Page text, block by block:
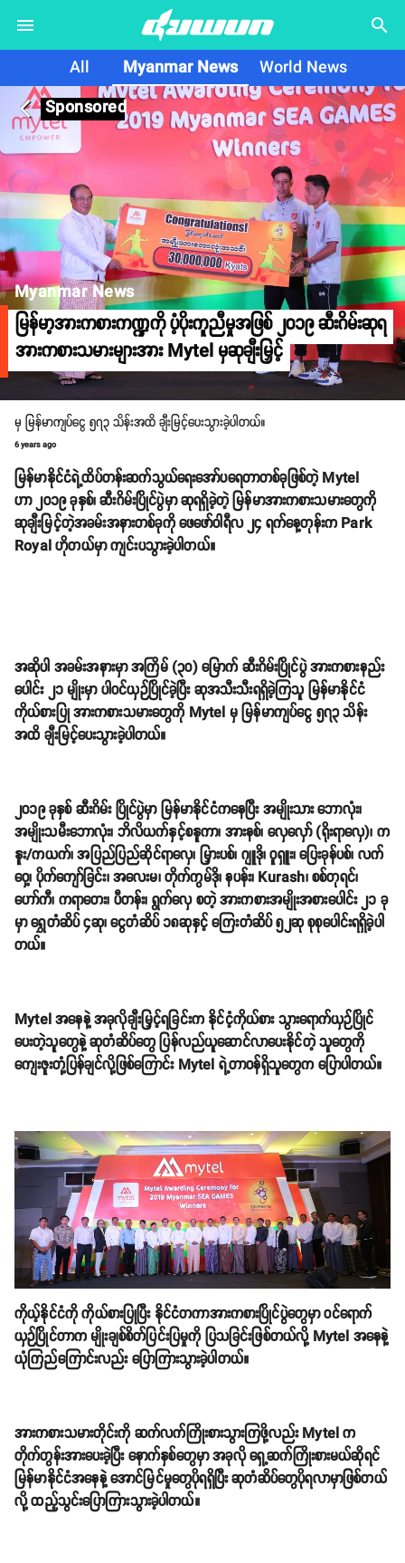
search
All Myanmar News
World News
Sponsored
arrow_back_ios
Myanmar News
မြန်မာ့အားကစားကဏ္ဍကို ပံ့ပိုးကူညီမှုအဖြစ် ၂၀၁၉ ဆီးဂိမ်းဆုရ
အားကစားသမားများအား Mytel မှဆုချီးမြှင့်
မှ မြန်မာကျပ်ငွေ ၅၇၃ သိန်းအထိ ချီးမြင့်ပေးသွားခဲ့ပါတယ်။
6 years ago
မြန်မာနိုင်ငံရဲ့ထိပ်တန်းဆက်သွယ်ရေးအော်ပရေတာတစ်ခုဖြစ်တဲ့ Mytel
ဟာ ၂၀၁၉ ခုနှစ်၊ ဆီးဂိမ်းပြိုင်ပွဲမှာ ဆုရရှိခဲ့တဲ့ မြန်မာအားကစားသမားတွေကို
ဆုချီးမြင့်တဲ့အခမ်းအနားတစ်ခုကို ဖေဖော်ဝါရီလ ၂၄ ရက်နေ့တုန်းက Park
Royal ဟိုတယ်မှာ ကျင်းပသွားခဲ့ပါတယ်။
အဆိုပါ အခမ်းအနားမှာ အကြိမ် (၃၀) မြောက် ဆီးဂိမ်းပြိုင်ပွဲ အားကစားနည်း
ပေါင်း ၂၁ မျိုးမှာ ပါဝင်ယှဉ်ပြိုင်ခဲ့ပြီး ဆုအသီးသီးရရှိခဲ့ကြသူ မြန်မာနိုင်ငံ
ကိုယ်စားပြု အားကစားသမားတွေကို Mytel မှ မြန်မာကျပ်ငွေ ၅၇၃ သိန်း
အထိ ချီးမြင့်ပေးသွားခဲ့ပါတယ်။
၂၀၁၉ ခုနှစ် ဆီးဂိမ်း ပြိုင်ပွဲမှာ မြန်မာနိုင်ငံကနေပြီး အမျိုးသား ဘောလုံး၊
အမျိုးသမီးဘောလုံး၊ ဘိလိယက်နှင့်စနူကာ၊ အားနစ်၊ လှေလှော် (ရိုးရာလှေ)၊ က
နူး/ကယက်၊ အပြည်ပြည်ဆိုင်ရာလှေ၊ မြှားပစ်၊ ဂျူဒို၊ ဝူရှူး၊ ပြေးခုန်ပစ်၊ လက်
ဝှေ့၊ ပိုက်ကျော်ခြင်း၊ အလေးမ၊ တိုက်ကွမ်ဒို၊ နပန်း၊ Kurash၊ စစ်တုရင်၊
ဟော်ကီ၊ ကရာတေး၊ ပီတန်း၊ ရွက်လှေ စတဲ့ အားကစားအမျိုးအစားပေါင်း ၂၁ ခု
မှာ ရွှေတံဆိပ် ၄ဆု၊ ငွေတံဆိပ် ၁၈ဆုနှင့် ကြေးတံဆိပ် ၅၂ဆု စုစုပေါင်းရရှိခဲ့ပါ
တယ်။
Mytel အနေနဲ့ အခုလိုချီးမြှင့်ရခြင်းက နိုင်ငံ့ကိုယ်စား သွားရောက်ယှဉ်ပြိုင်
ပေးတဲ့သူတွေနဲ့ ဆုတံဆိပ်တွေ ပြန်လည်ယူဆောင်လာပေးနိုင်တဲ့ သူတွေကို
ကျေးဇူးတုံ့ပြန်ချင်လို့ဖြစ်ကြောင်း Mytel ရဲ့တာဝန်ရှိသူတွေက ပြောပါတယ်။
ကိုယ့်နိုင်ငံကို ကိုယ်စားပြုပြီး နိုင်ငံတကာအားကစားပြိုင်ပွဲတွေမှာ ဝင်ရောက်
ယှဉ်ပြိုင်တာက မျိုးချစ်စိတ်ပြင်းပြမှုကို ပြသခြင်းဖြစ်တယ်လို့ Mytel အနေနဲ့
ယုံကြည်ကြောင်းလည်း ပြောကြားသွားခဲ့ပါတယ်။
အားကစားသမားတိုင်းကို ဆက်လက်ကြိုးစားသွားကြဖို့လည်း Mytel က
တိုက်တွန်းအားပေးခဲ့ပြီး နောက်နှစ်တွေမှာ အခုလို ရှေ့ဆက်ကြိုးစားမယ်ဆိုရင်
မြန်မာနိုင်ငံအနေနဲ့ အောင်မြင်မှုတွေပိုရရှိပြီး ဆုတံဆိပ်တွေပိုရလာမှာဖြစ်တယ်
လို့ ထည့်သွင်းပြောကြားသွားခဲ့ပါတယ်။